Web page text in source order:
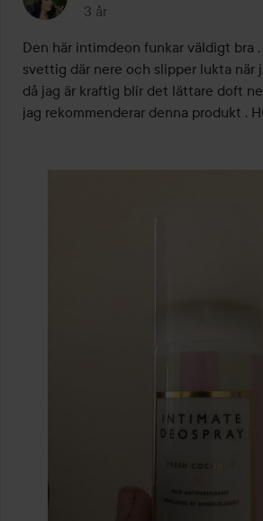
3 år
Inlägget skapades 3 år
Den här intimdeon funkar väldigt bra
svettig där nere och slipper lukta när
då jag är kraftig blir det lättare doft
jag rekommenderar denna produkt .